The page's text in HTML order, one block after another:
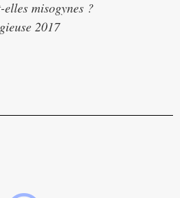
elles misogynes ?
2017